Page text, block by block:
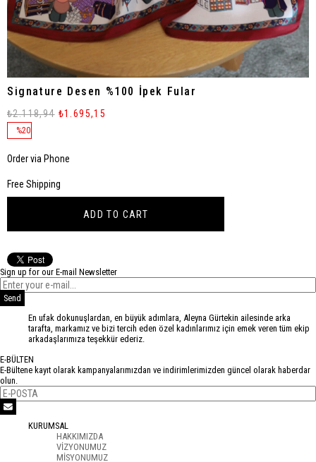
Signature Desen %100 İpek Fular
%20
₺2.118,94 ₺1.695,15
Order via Phone
Free Shipping
Sign up for our E-mail Newsletter
Send
En ufak dokunuşlardan, en büyük adımlara, Aleyna Gürtekin ailesinde arka
tarafta, markamız ve bizi tercih eden özel kadınlarımız için emek veren tüm ekip
arkadaşlarımıza teşekkür ederiz.
E-BÜLTEN
E-Bültene kayıt olarak kampanyalarımızdan ve indirimlerimizden güncel olarak haberdar
olun.
KURUMSAL
HAKKIMIZDA
VİZYONUMUZ
MİSYONUMUZ